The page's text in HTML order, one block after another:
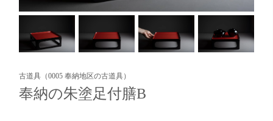
古道具（0005 奉納地区の古道具）
奉納の朱塗足付膳B